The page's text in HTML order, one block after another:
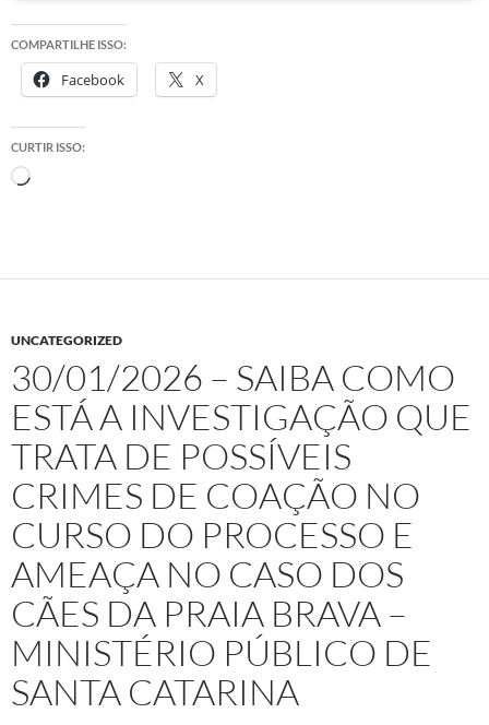
COMPARTILHE ISSO:
Facebook X
CURTIR ISSO:
Carregando...
UNCATEGORIZED
30/01/2026 – SAIBA COMO
ESTÁ A INVESTIGAÇÃO QUE
TRATA DE POSSÍVEIS
CRIMES DE COAÇÃO NO
CURSO DO PROCESSO E
AMEAÇA NO CASO DOS
CÃES DA PRAIA BRAVA –
MINISTÉRIO PÚBLICO DE
SANTA CATARINA